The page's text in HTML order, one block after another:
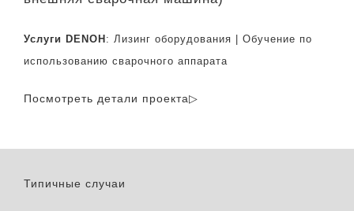
Услуги DENOH : Лизинг оборудования | Обучение по
использованию сварочного аппарата
Посмотреть детали проекта▷
Типичные случаи